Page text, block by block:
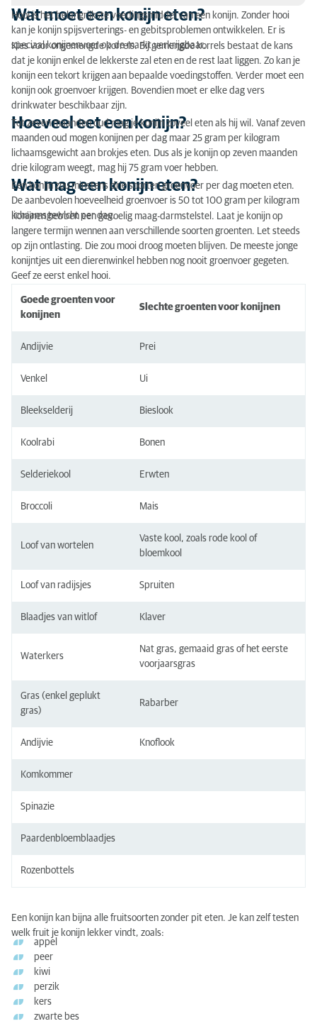
Wat moet een konijn eten?
Hoeveel eet een konijn?
Wat mag een konijn eten?
Mag een konijn gras eten?
Wat mag een konijn niet eten?
Wat moet een konijn eten?
Hooi is het belangrijkste voedingsmiddel van een konijn. Zonder hooi
kan je konijn spijsverterings- en gebitsproblemen ontwikkelen. Er is
speciaal konijnenvoer op de markt verkrijgbaar.
Kies voor ongemengde korrels. Bij gemengde korrels bestaat de kans
dat je konijn enkel de lekkerste zal eten en de rest laat liggen. Zo kan je
konijn een tekort krijgen aan bepaalde voedingstoffen. Verder moet een
konijn ook groenvoer krijgen. Bovendien moet er elke dag vers
drinkwater beschikbaar zijn.
Hoeveel eet een konijn?
Tot zeven maanden oud mag je konijn zoveel eten als hij wil. Vanaf zeven
maanden oud mogen konijnen per dag maar 25 gram per kilogram
lichaamsgewicht aan brokjes eten. Dus als je konijn op zeven maanden
drie kilogram weegt, mag hij 75 gram voer hebben.
Wat mag een konijn eten?
Een konijn zou minstens drie soorten groenvoer per dag moeten eten.
De aanbevolen hoeveelheid groenvoer is 50 tot 100 gram per kilogram
lichaamsgewicht per dag.
Konijnen hebben een gevoelig maag-darmstelstel. Laat je konijn op
langere termijn wennen aan verschillende soorten groenten. Let steeds
op zijn ontlasting. Die zou mooi droog moeten blijven. De meeste jonge
konijntjes uit een dierenwinkel hebben nog nooit groenvoer gegeten.
Geef ze eerst enkel hooi.
Goede groenten voor
konijnen
Slechte groenten voor konijnen
Andijvie Prei
Venkel Ui
Bleekselderij Bieslook
Koolrabi Bonen
Selderiekool Erwten
Broccoli Mais
Loof van wortelen
Vaste kool, zoals rode kool of
bloemkool
Loof van radijsjes Spruiten
Blaadjes van witlof Klaver
Waterkers
Nat gras, gemaaid gras of het eerste
voorjaarsgras
Gras (enkel geplukt
gras)
Rabarber
Andijvie Knoflook
Komkommer
Spinazie
Paardenbloemblaadjes
Rozenbottels
Een konijn kan bijna alle fruitsoorten zonder pit eten. Je kan zelf testen
welk fruit je konijn lekker vindt, zoals:
appel
peer
kiwi
perzik
kers
zwarte bes